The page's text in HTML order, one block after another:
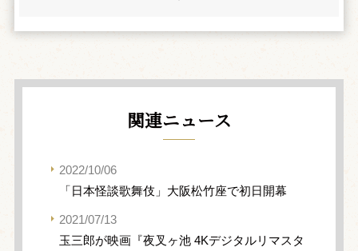
関連ニュース
2022/10/06
「日本怪談歌舞伎」大阪松竹座で初日開幕
2021/07/13
玉三郎が映画『夜叉ヶ池 4Kデジタルリマスタ